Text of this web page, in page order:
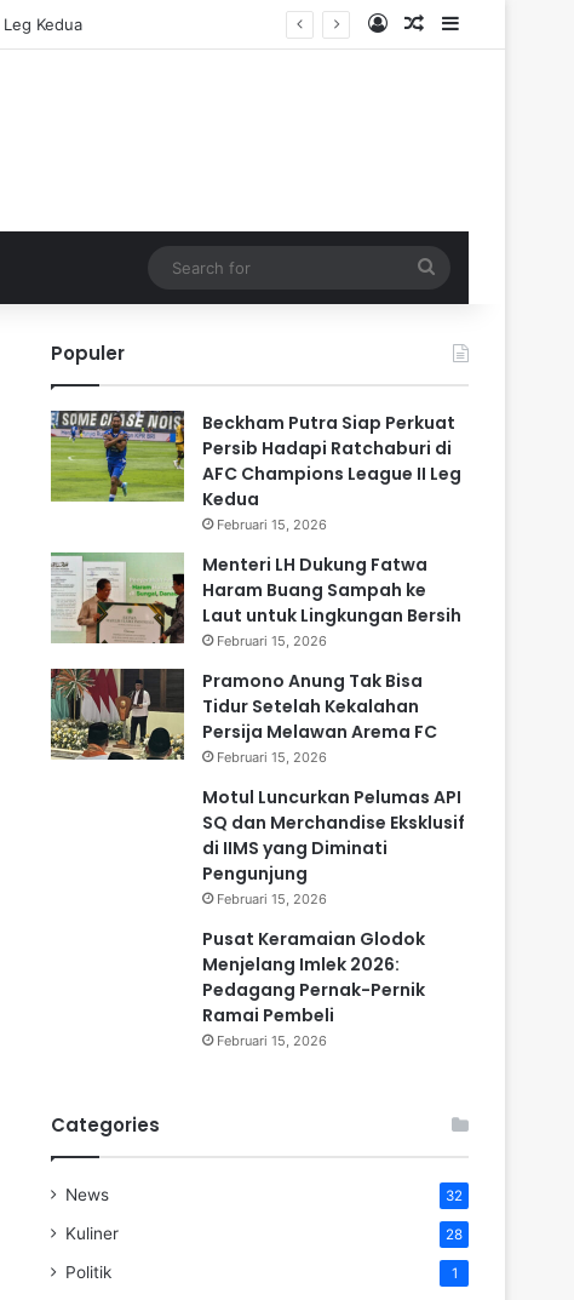
Log InRandom Article
Sidebar
for
Populer
Beckham Putra Siap Perkuat
Persib Hadapi Ratchaburi di
AFC Champions League II Leg
Kedua
Februari 15, 2026
Menteri LH Dukung Fatwa
Haram Buang Sampah ke
Laut untuk Lingkungan Bersih
Februari 15, 2026
Pramono Anung Tak Bisa
Tidur Setelah Kekalahan
Persija Melawan Arema FC
Februari 15, 2026
Motul Luncurkan Pelumas API
SQ dan Merchandise Eksklusif
di IIMS yang Diminati
Pengunjung
Februari 15, 2026
Pusat Keramaian Glodok
Menjelang Imlek 2026:
Pedagang Pernak-Pernik
Ramai Pembeli
Februari 15, 2026
Categories
News 32
Kuliner 28
Politik 1